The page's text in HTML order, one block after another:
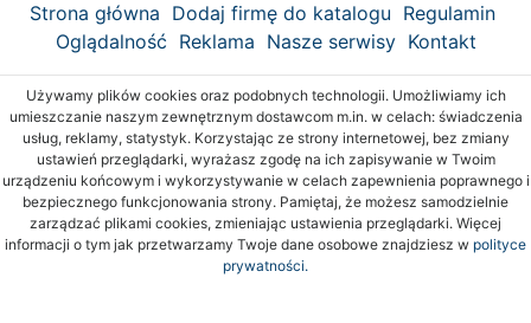
Strona główna Dodaj firmę do katalogu Regulamin
Oglądalność Reklama Nasze serwisy Kontakt
Używamy plików cookies oraz podobnych technologii. Umożliwiamy ich
umieszczanie naszym zewnętrznym dostawcom m.in. w celach: świadczenia
usług, reklamy, statystyk. Korzystając ze strony internetowej, bez zmiany
ustawień przeglądarki, wyrażasz zgodę na ich zapisywanie w Twoim
urządzeniu końcowym i wykorzystywanie w celach zapewnienia poprawnego i
bezpiecznego funkcjonowania strony. Pamiętaj, że możesz samodzielnie
zarządzać plikami cookies, zmieniając ustawienia przeglądarki. Więcej
informacji o tym jak przetwarzamy Twoje dane osobowe znajdziesz w polityce
prywatności.